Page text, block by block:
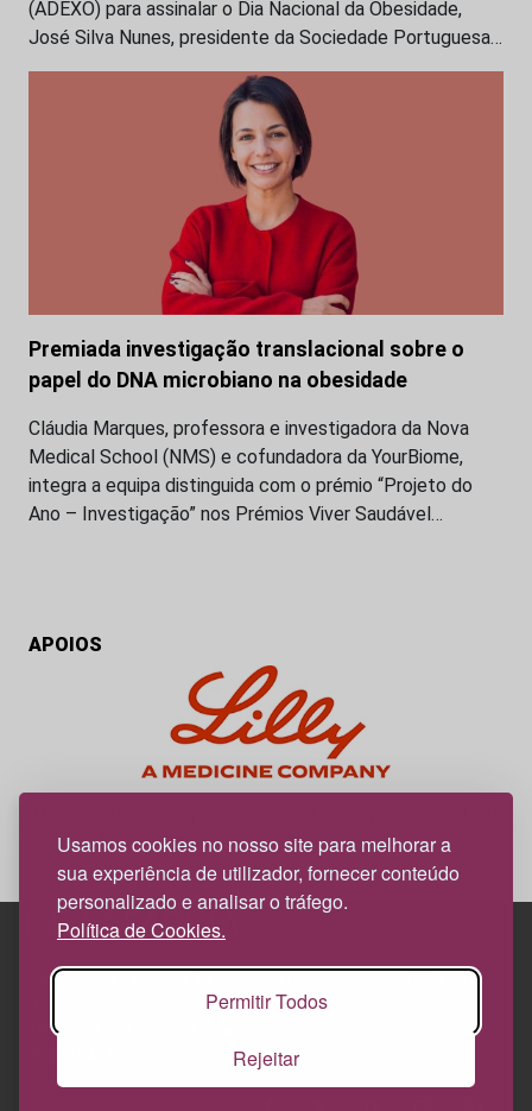
Usamos cookies no nosso site para melhorar a
sua experiência de utilizador, fornecer conteúdo
personalizado e analisar o tráfego.
Política de Cookies.
Permitir Todos
Rejeitar
(ADEXO) para assinalar o Dia Nacional da Obesidade,
José Silva Nunes, presidente da Sociedade Portuguesa…
Premiada investigação translacional sobre o
papel do DNA microbiano na obesidade
Cláudia Marques, professora e investigadora da Nova
Medical School (NMS) e cofundadora da YourBiome,
integra a equipa distinguida com o prémio “Projeto do
Ano – Investigação” nos Prémios Viver Saudável…
APOIOS
News Farma, possível com o apoio da Lilly.
Edif. Lisboa Oriente | Av. Infante D. Henrique, n.º 333H, esc.
1800-282 Lisboa | Portugal